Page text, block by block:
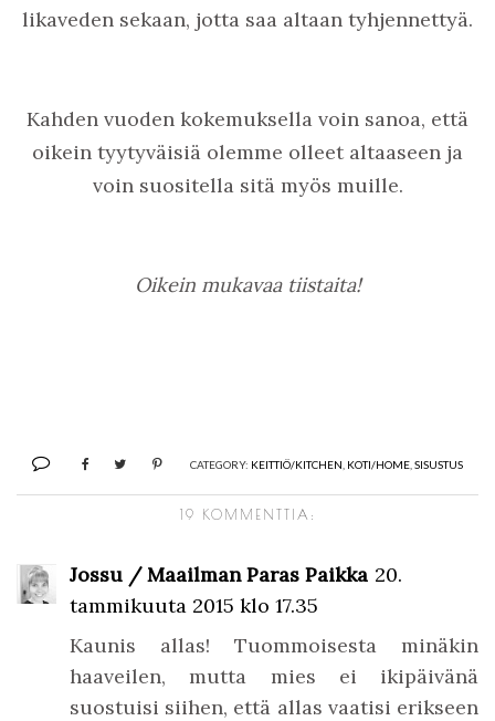
likaveden sekaan, jotta saa altaan tyhjennettyä.
Kahden vuoden kokemuksella voin sanoa, että
oikein tyytyväisiä olemme olleet altaaseen ja
voin suositella sitä myös muille.
Oikein mukavaa tiistaita!
CATEGORY: KEITTIÖ/KITCHEN KOTI/HOME SISUSTUS
19 KOMMENTTIA:
Jossu / Maailman Paras Paikka 20.
tammikuuta 2015 klo 17.35
Kaunis allas! Tuommoisesta minäkin
haaveilen, mutta mies ei ikipäivänä
suostuisi siihen, että allas vaatisi erikseen